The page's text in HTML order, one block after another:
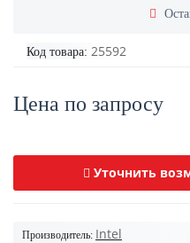
Код товара: 25592
Цена по запросу
Уточнить
Производитель: Intel